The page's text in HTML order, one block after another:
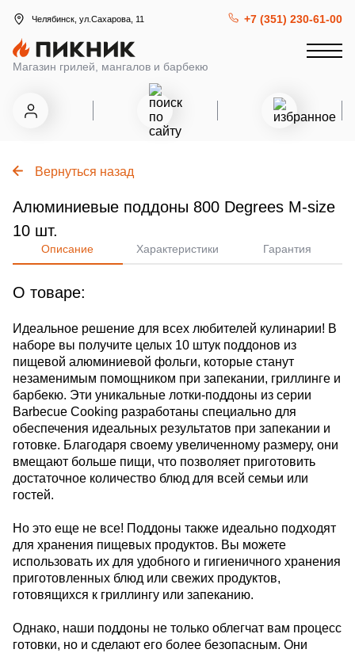
Челябинск, ул.Сахарова, 11 +7 (351) 230-61-00
Магазин грилей, мангалов и барбекю
Вернуться назад
Алюминиевые поддоны 800 Degrees M-size
10 шт.
Описание Характеристики Гарантия
О товаре:
Идеальное решение для всех любителей кулинарии! В
наборе вы получите целых 10 штук поддонов из
пищевой алюминиевой фольги, которые станут
незаменимым помощником при запекании, гриллинге и
барбекю. Эти уникальные лотки-поддоны из серии
Barbecue Cooking разработаны специально для
обеспечения идеальных результатов при запекании и
готовке. Благодаря своему увеличенному размеру, они
вмещают больше пищи, что позволяет приготовить
достаточное количество блюд для всей семьи или
гостей.
Но это еще не все! Поддоны также идеально подходят
для хранения пищевых продуктов. Вы можете
использовать их для удобного и гигиеничного хранения
приготовленных блюд или свежих продуктов,
готовящихся к гриллингу или запеканию.
Однако, наши поддоны не только облегчат вам процесс
готовки, но и сделают его более безопасным. Они